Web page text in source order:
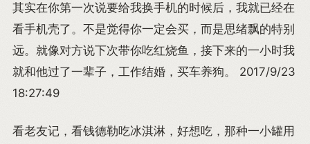
其实在你第一次说要给我换手机的时候后，我就已经在
看手机壳了。不是觉得你一定会买，而是思绪飘的特别
远。就像对方说下次带你吃红烧鱼，接下来的一小时我
就和他过了一辈子，工作结婚，买车养狗。 2017/9/23
18:27:49
看老友记，看钱德勒吃冰淇淋，好想吃，那种一小罐用